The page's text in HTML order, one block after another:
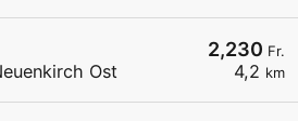
2,230 Fr.
4,2 km
Ost